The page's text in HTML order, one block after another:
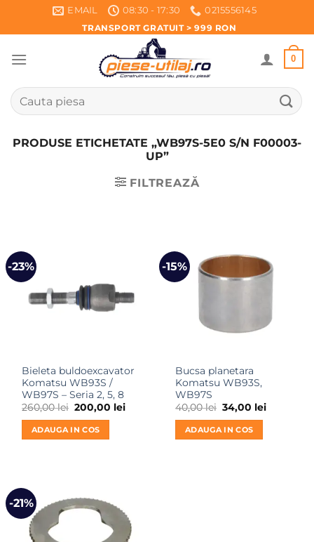
EMAIL 08:30 - 17:30
0215556145
TRANSPORT GRATUIT > 999 RON
0
Caută
după:
PRODUSE ETICHETATE „WB97S-5E0 S/N F00003-
UP”
FILTREAZĂ
-23%
Bieleta buldoexcavator
Komatsu WB93S /
WB97S – Seria 2, 5, 8
260,00lei Prețul
inițial
a
fost:
260,00 lei.
200,00 leiPrețul
ADAUGA IN COS
-15%
Bucsa planetara
Komatsu WB93S,
WB97S
40,00lei Prețul
inițial
a
fost:
40,00 lei.
34,00 leiPrețul
ADAUGA IN COS
-21%